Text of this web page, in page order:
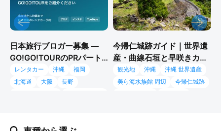
日本旅行ブロガー募集 —
GO!GO!TOURのPRパート
ナー
レンタカー 沖縄
福岡
北海道
大阪
長野
今帰仁城跡ガイド｜世界遺
産・曲線石垣と早咲きカン
ヒザクラ、沖縄北部ドライ
ブの本命
観光地 沖縄
沖縄 世界遺産
美ら海水族館 周辺
今帰仁城跡